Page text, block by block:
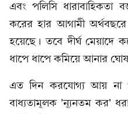
এবং পলিসি ধারাবাহিকতা
করের হার আগামী অর্থবছরে
হয়েছে। তবে দীর্ঘ মেয়াদে
ধাপে ধাপে কমিয়ে আনার
এত দিন করযোগ্য আয় না
বাধ্যতামূলক 'ন্যূনতম কর'